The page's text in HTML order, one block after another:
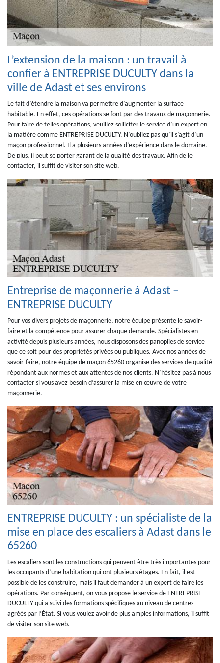
L’extension de la maison : un travail à
confier à ENTREPRISE DUCULTY dans la
ville de Adast et ses environs
Le fait d’étendre la maison va permettre d’augmenter la surface
habitable. En effet, ces opérations se font par des travaux de maçonnerie.
Pour faire de telles opérations, veuillez solliciter le service d’un expert en
la matière comme ENTREPRISE DUCULTY. N’oubliez pas qu’il s’agit d’un
maçon professionnel. Il a plusieurs années d’expérience dans le domaine.
De plus, il peut se porter garant de la qualité des travaux. Afin de le
contacter, il suffit de visiter son site web.
Entreprise de maçonnerie à Adast –
ENTREPRISE DUCULTY
Pour vos divers projets de maçonnerie, notre équipe présente le savoir-
faire et la compétence pour assurer chaque demande. Spécialistes en
activité depuis plusieurs années, nous disposons des panoplies de service
que ce soit pour des propriétés privées ou publiques. Avec nos années de
savoir-faire, notre équipe de maçon 65260 organise des services de qualité
répondant aux normes et aux attentes de nos clients. N’hésitez pas à nous
contacter si vous avez besoin d’assurer la mise en œuvre de votre
maçonnerie.
ENTREPRISE DUCULTY : un spécialiste de la
mise en place des escaliers à Adast dans le
65260
Les escaliers sont les constructions qui peuvent être très importantes pour
les occupants d’une habitation qui ont plusieurs étages. En fait, il est
possible de les construire, mais il faut demander à un expert de faire les
opérations. Par conséquent, on vous propose le service de ENTREPRISE
DUCULTY qui a suivi des formations spécifiques au niveau de centres
agréés par l’État. Si vous voulez avoir de plus amples informations, il suffit
de visiter son site web.